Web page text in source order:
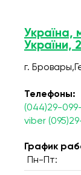
Україна,
України,
г.
Телефоны:
(044)29-
viber
График
Пн-Пт: